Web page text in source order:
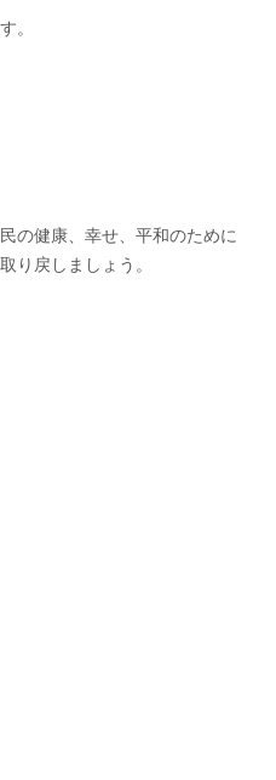
。
の健康、幸せ、平和のために
り戻しましょう。